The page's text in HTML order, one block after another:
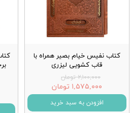
کتاب نفیس خیام بصیر همراه با
قاب کشویی لیزری
۲,۱۰۰,۰۰۰ تومان
۱,۵۷۵,۰۰۰ تومان
افزودن به سبد خرید